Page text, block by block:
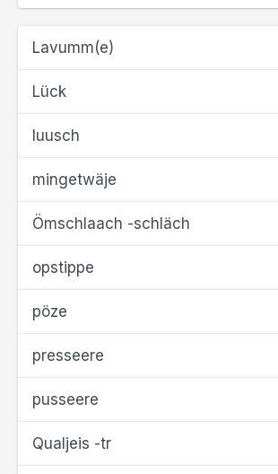
Lavumm(e)
Lück
luusch
mingetwäje
Ömschlaach -schläch
opstippe
pöze
presseere
pusseere
Qualjeis -tr